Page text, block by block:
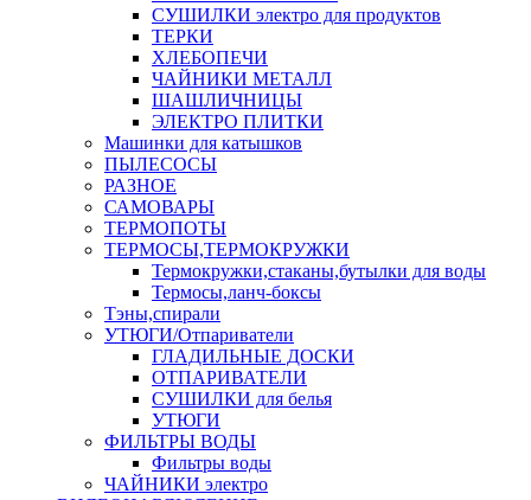
СУШИЛКИ электро для продуктов
ТЕРКИ
ХЛЕБОПЕЧИ
ЧАЙНИКИ МЕТАЛЛ
ШАШЛИЧНИЦЫ
ЭЛЕКТРО ПЛИТКИ
Машинки для катышков
ПЫЛЕСОСЫ
РАЗНОЕ
САМОВАРЫ
ТЕРМОПОТЫ
ТЕРМОСЫ,ТЕРМОКРУЖКИ
Термокружки,стаканы,бутылки для воды
Термосы,ланч-боксы
Тэны,спирали
УТЮГИ/Отпариватели
ГЛАДИЛЬНЫЕ ДОСКИ
ОТПАРИВАТЕЛИ
СУШИЛКИ для белья
УТЮГИ
ФИЛЬТРЫ ВОДЫ
Фильтры воды
ЧАЙНИКИ электро